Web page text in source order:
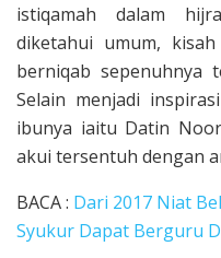
istiqamah dalam
diketahui umum,
berniqab sepenuhnya
Selain menjadi
ibunya iaitu Datin
akui tersentuh dengan
BACA : Dari 2017 Niat
Syukur Dapat Berguru